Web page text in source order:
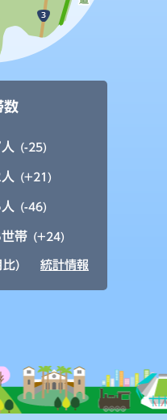
数
(-25)
(+21)
(-46)
帯 (+24)
比) 統計情報